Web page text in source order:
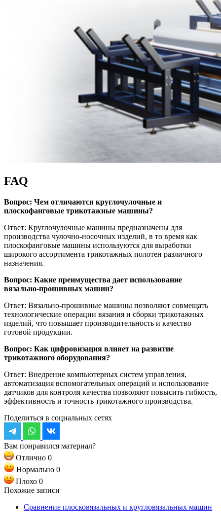
FAQ
Вопрос: Чем отличаются круглочулочные и
плоскофанговые трикотажные машины?
Ответ: Круглочулочные машины предназначены для
производства чулочно-носочных изделий, в то время как
плоскофанговые машины используются для выработки
широкого ассортимента трикотажных полотен различного
назначения.
Вопрос: Какие преимущества дает использование
вязально-прошивных машин?
Ответ: Вязально-прошивные машины позволяют совмещать
технологические операции вязания и сборки трикотажных
изделий, что повышает производительность и качество
готовой продукции.
Вопрос: Как цифровизация влияет на развитие
трикотажного оборудования?
Ответ: Внедрение компьютерных систем управления,
автоматизация вспомогательных операций и использование
датчиков для контроля качества позволяют повысить гибкость,
эффективность и точность трикотажного производства.
Поделиться в социальных сетях
Вам понравился материал?
Отлично 0
Нормально 0
Плохо 0
Похожие записи
Сравнение плосковязальных и кругловязальных машин